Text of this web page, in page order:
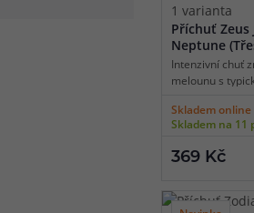
1 varianta
Příchuť Zeus
Neptune
meloun)
Intenzivní chuť
melounu s
čerstvě
složky se
název Neptune.
Skladem
Skladem na 11
369 Kč